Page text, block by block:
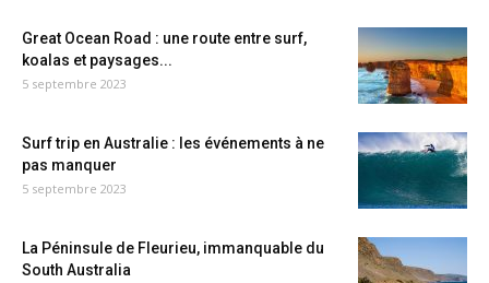
Great Ocean Road : une route entre surf,
koalas et paysages...
5 septembre 2023
Surf trip en Australie : les événements à ne
pas manquer
5 septembre 2023
La Péninsule de Fleurieu, immanquable du
South Australia